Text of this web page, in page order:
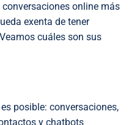
online más
exenta de tener
cuáles son sus
es posible: conversaciones,
y chatbots